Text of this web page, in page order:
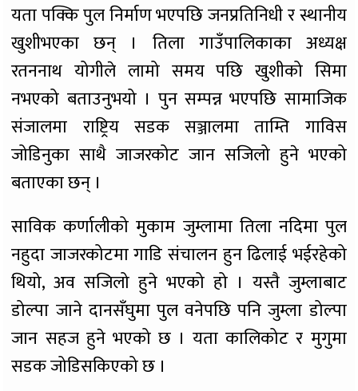
यता पक्कि पुल निर्माण भएपछि जनप्रतिनिधी र स्थानीय
खुशीभएका छन् । तिला गाउँपालिकाका अध्यक्ष
रतननाथ योगीले लामो समय पछि खुशीको सिमा
नभएको बताउनुभयो । पुन सम्पन्न भएपछि सामाजिक
संजालमा राष्ट्रिय सडक सञ्जालमा ताम्ति गाविस
जोडिनुका साथै जाजरकोट जान सजिलो हुने भएको
बताएका छन् ।
साविक कर्णालीको मुकाम जुम्लामा तिला नदिमा पुल
नहुदा जाजरकोटमा गाडि संचालन हुन ढिलाई भईरहेको
थियो, अव सजिलो हुने भएको हो । यस्तै जुम्लाबाट
डोल्पा जाने दानसँघुमा पुल वनेपछि पनि जुम्ला डोल्पा
जान सहज हुने भएको छ । यता कालिकोट र मुगुमा
सडक जोडिसकिएको छ ।